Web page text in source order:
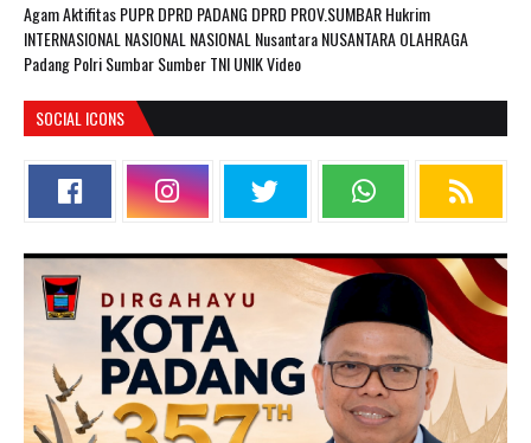
AgamAktifitas PUPRDPRD PADANG DPRD PROV.SUMBARHukrim
INTERNASIONAL NASIONAL NASIONAL NusantaraNUSANTARAOLAHRAGA
PadangPolriSumbarSumberTNIUNIKVideo
SOCIAL ICONS